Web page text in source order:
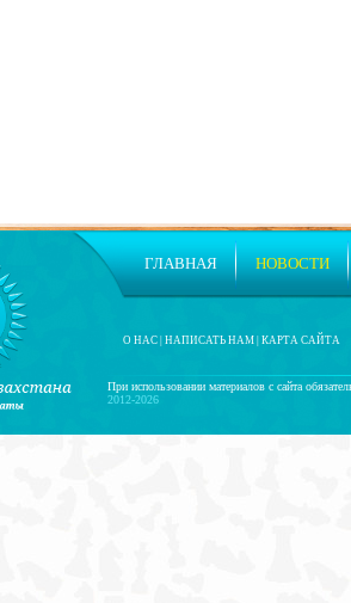
При использовании материалов с сайта
2012-2026
О НАС НАПИСАТЬ НАМ КАРТА САЙТА
ГЛАВНАЯ НОВОСТИ